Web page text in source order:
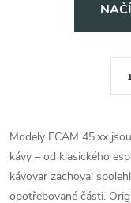
d
a
c
á
n
k
Modely ECAM 45.xx
kávy – od klasického
kávovar zachoval
opotřebované části.